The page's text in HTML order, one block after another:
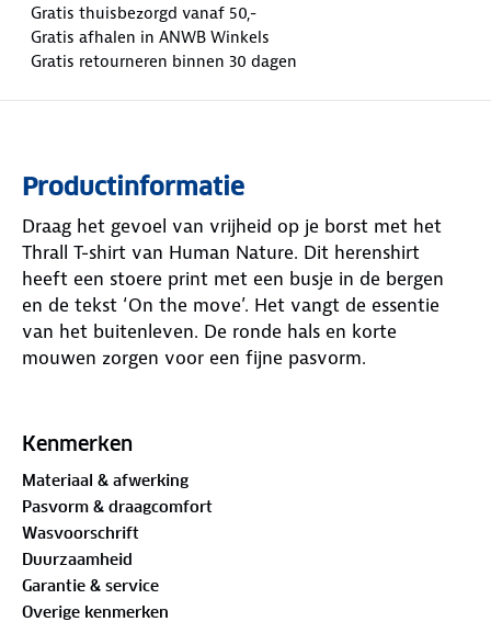
Gratis thuisbezorgd vanaf 50,-
Gratis afhalen in ANWB Winkels
Gratis retourneren binnen 30 dagen
Productinformatie
Draag het gevoel van vrijheid op je borst met het
Thrall T-shirt van Human Nature. Dit herenshirt
heeft een stoere print met een busje in de bergen
en de tekst ‘On the move’. Het vangt de essentie
van het buitenleven. De ronde hals en korte
mouwen zorgen voor een fijne pasvorm.
keurmerk.De Global Organic Textile Standard
eisen stelt aan de gehele textielketen, van de teelt
van natuurlijke vezels tot aan de verwerking en
productie van het kledingstuk.
je achter het stuur voor een roadtrip? Wat je ook
doet, met dit T-shirt voelt elk avontuur beter.
Kenmerken
Materiaal & afwerking
Pasvorm & draagcomfort
Wasvoorschrift
Duurzaamheid
Garantie & service
Overige kenmerken